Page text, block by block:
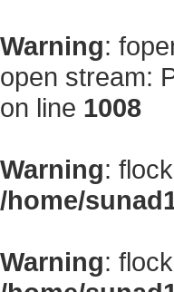
Warning:
open stream:
on line 1008
Warning:
/home/
Warning: